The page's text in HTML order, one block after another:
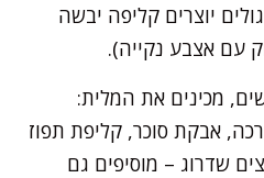
יוצרים קליפה יבשה
עם אצבע נקייה).
מכינים את המלית:
אבקת סוכר, קליפת תפוז
שדרוג – מוסיפים גם